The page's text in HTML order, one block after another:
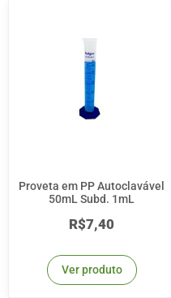
Proveta em PP Autoclavável
50mL Subd. 1mL
R$7,40
Ver produto